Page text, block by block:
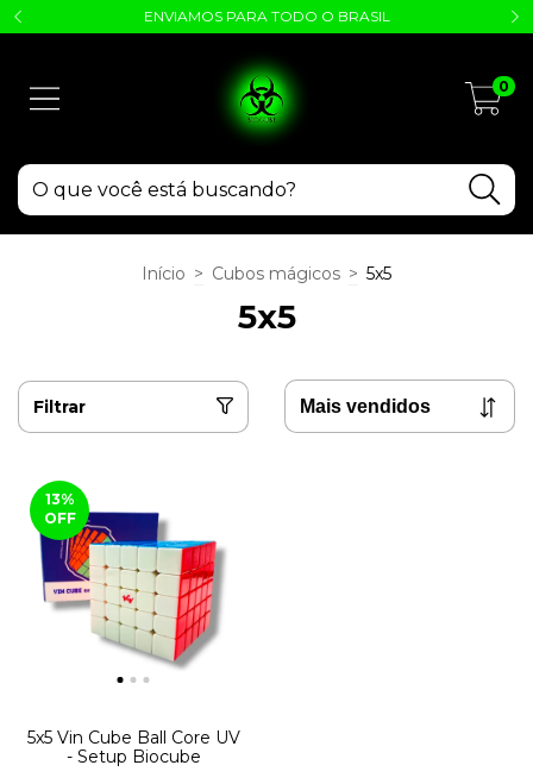
ENVIAMOS PARA TODO O BRASIL
0
Início > Cubos mágicos > 5x5
5x5
Filtrar
13%
OFF
5x5 Vin Cube Ball Core UV
- Setup Biocube